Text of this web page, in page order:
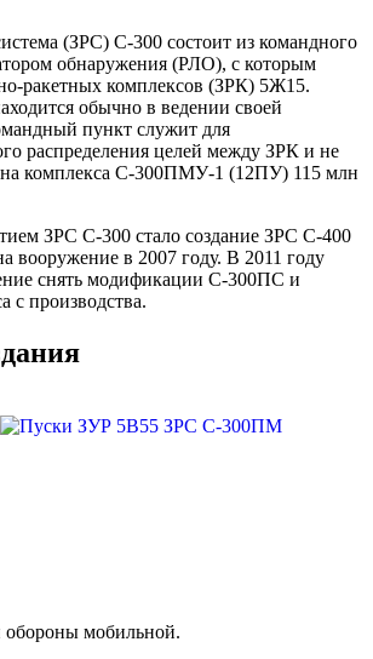
(ЗРС) С-300 состоит из командного
обнаружения (РЛО), с которым
ракетных комплексов (ЗРК) 5Ж15.
обычно в ведении своей
пункт служит для
распределения целей между ЗРК и не
комплекса С-300ПМУ-1 (12ПУ) 115 млн
ЗРС С-300 стало создание ЗРС С-400
вооружение в 2007 году. В 2011 году
снять модификации С-300ПС и
производства.
обороны мобильной.